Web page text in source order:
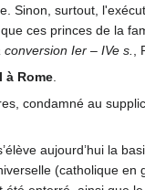
Sinon, surtout,
ces princes de la
Ier – IVe s.
à Rome
condamné au
aujourd’hui la
(catholique